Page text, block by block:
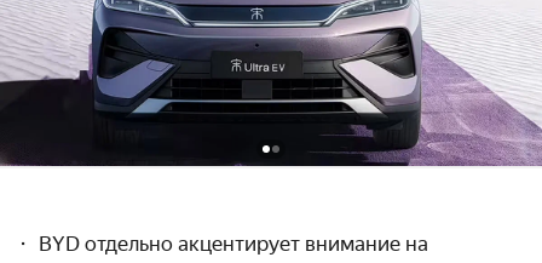
BYD отдельно акцентирует внимание на